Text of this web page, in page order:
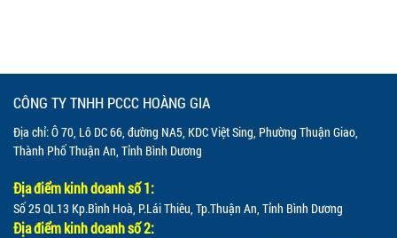
CÔNG TY TNHH PCCC HOÀNG GIA
Địa chỉ: Ô 70, Lô DC 66, đường NA5, KDC Việt Sing, Phường Thuận Giao,
Thành Phố Thuận An, Tỉnh Bình Dương
Địa điểm kinh doanh số 1:
Số 25 QL13 Kp.Bình Hoà, P.Lái Thiêu, Tp.Thuận An, Tỉnh Bình Dương
Địa điểm kinh doanh số 2: